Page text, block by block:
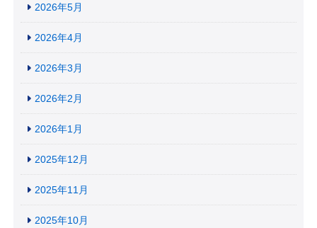
2026年5月
2026年4月
2026年3月
2026年2月
2026年1月
2025年12月
2025年11月
2025年10月